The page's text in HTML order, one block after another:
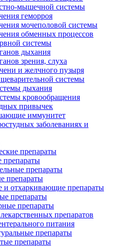
мышечной системы
геморроя
мочеполовой системы
обменных процессов
системы
дыхания
зрения, слуха
и желчного пузыря
системы
дыхания
кровообращения
привычек
иммунитет
заболеваниях и
препараты
препараты
препараты
препараты
и отхаркивающие препараты
препараты
препараты
препаратов
питания
препараты
препараты